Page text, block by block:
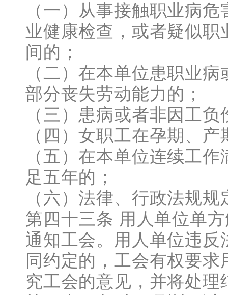
（一）从事接触职业病
业健康检查，或者疑似
间的；
（二）在本单位患职业
部分丧失劳动能力的；
（三）患病或者非因工
（四）女职工在孕期、
（五）在本单位连续工
足五年的；
（六）法律、行政法规
第四十三条 用人单位单
通知工会。用人单位违
同约定的，工会有权要
究工会的意见，并将处